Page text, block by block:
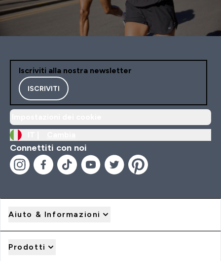
Iscriviti alla nostra newsletter
ISCRIVITI
Connettiti con noi
Aiuto & Informazioni
Prodotti